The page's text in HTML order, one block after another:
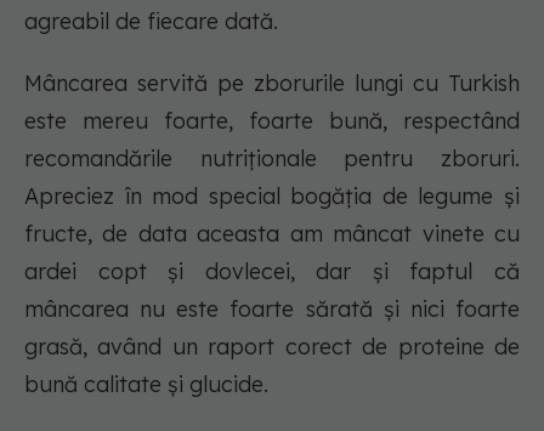
agreabil de fiecare dată.
Mâncarea servită pe zborurile lungi cu Turkish
este mereu foarte, foarte bună, respectând
recomandările nutriționale pentru zboruri.
Apreciez în mod special bogăția de legume și
fructe, de data aceasta am mâncat vinete cu
ardei copt și dovlecei, dar și faptul că
mâncarea nu este foarte sărată și nici foarte
grasă, având un raport corect de proteine de
bună calitate și glucide.